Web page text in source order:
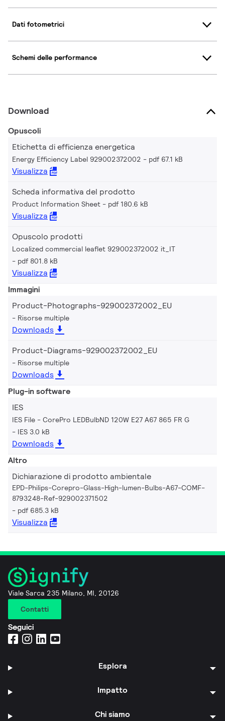
Dati fotometrici
Schemi delle performance
Download
Opuscoli
Etichetta di efficienza energetica
Energy Efficiency Label 929002372002 pdf 67.1 kB
Visualizza
Scheda informativa del prodotto
Product Information Sheet pdf 180.6 kB
Visualizza
Opuscolo prodotti
Localized commercial leaflet 929002372002 it_IT
pdf 801.8 kB
Visualizza
Immagini
Product-Photographs-929002372002_EU
Risorse multiple
Downloads
Product-Diagrams-929002372002_EU
Risorse multiple
Downloads
Plug-in software
IES
IES File - CorePro LEDBulbND 120W E27 A67 865 FR G
IES 3.0 kB
Downloads
Altro
Dichiarazione di prodotto ambientale
EPD-Philips-Corepro-Glass-High-lumen-Bulbs-A67-COMF-
8793248-Ref-929002371502
pdf 685.3 kB
Visualizza
Viale Sarca 235 Milano, MI, 20126
Contatti
Seguici
Esplora
Impatto
Chi siamo